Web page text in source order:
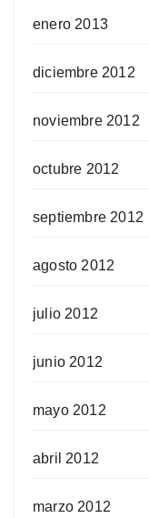
enero 2013
diciembre 2012
noviembre 2012
octubre 2012
septiembre 2012
agosto 2012
julio 2012
junio 2012
mayo 2012
abril 2012
marzo 2012